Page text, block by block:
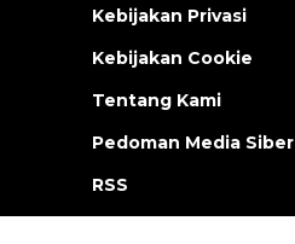
Kebijakan Privasi
Kebijakan Cookie
Tentang Kami
Pedoman Media Siber
RSS